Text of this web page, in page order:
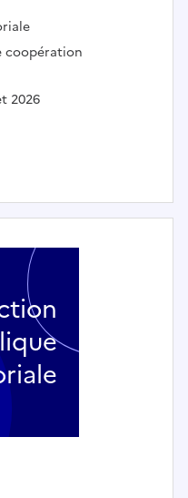
coopération
2026
éducatif petite